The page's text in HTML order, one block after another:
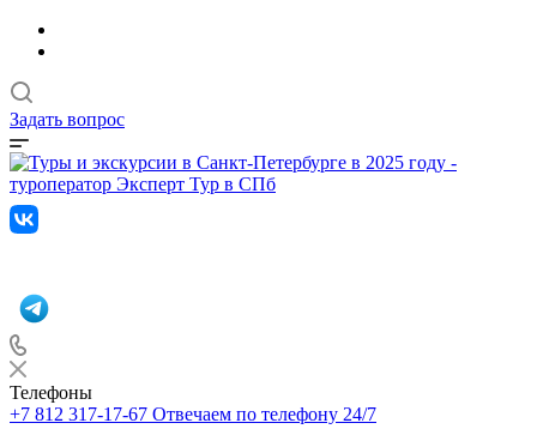
Задать вопрос
Телефоны
+7 812 317-17-67 Отвечаем по телефону 24/7